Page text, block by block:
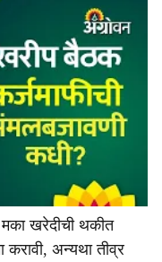
खरेदीची थकीत
करावी, अन्यथा तीव्र